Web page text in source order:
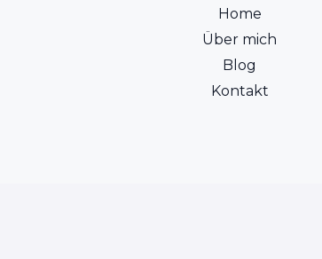
Home
Über mich
Blog
Kontakt